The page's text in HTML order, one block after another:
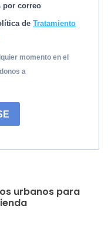
por correo
de Tratamiento
momento en el
a
urbanos para